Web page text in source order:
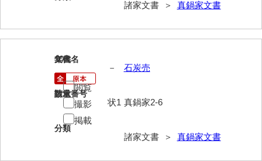
小沢太郎文書
小田家文書（山口市吉敷）
小田家文書（柳井市金屋）
小田家文書（柳井市和田）
小田家文書（山口市下小鯖）
諸家文書 ＞ 真鍋家文書
10
文書名
石炭売
請求番号
真鍋家2-6
分類
諸家文書 ＞ 真鍋家文書
年代
－
数量
状1
閲覧
撮影
掲載